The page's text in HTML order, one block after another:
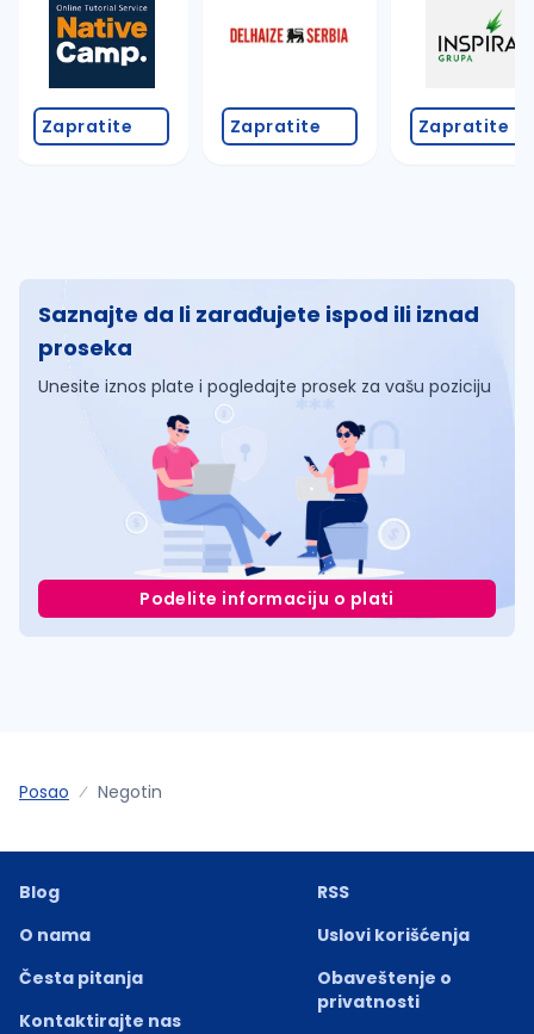
Zapratite Zapratite Zapratite
Saznajte da li zarađujete ispod ili iznad
proseka
Unesite iznos plate i pogledajte prosek za vašu poziciju
Podelite informaciju o plati
Posao Negotin
Blog
O nama
Česta pitanja
Kontaktirajte nas
RSS
Uslovi korišćenja
Obaveštenje o
privatnosti